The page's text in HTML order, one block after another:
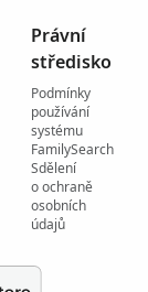
Právní
středisko
Podmínky
používání
systému
FamilySearch
Sdělení
o ochraně
osobních
údajů